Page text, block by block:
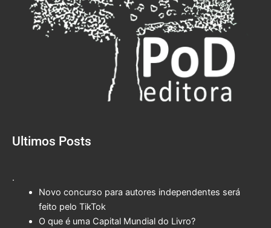
Ultimos Posts
.
Novo concurso para autores independentes será
feito pelo TikTok
O que é uma Capital Mundial do Livro?